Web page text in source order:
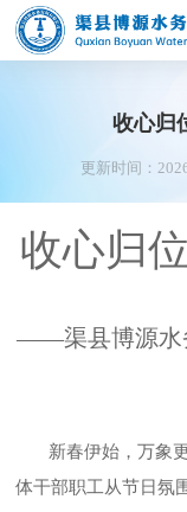
收心归
更新时间：
收心归
——渠县博源水
新春伊始，万象更
体干部职工从节日氛